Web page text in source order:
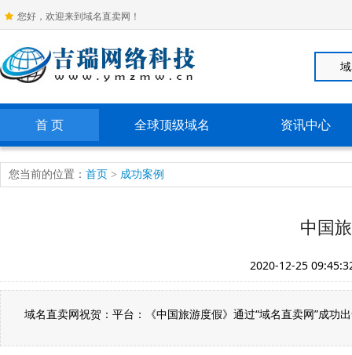
您好，欢迎来到域名直卖网！
首 页 全球顶级域名 资讯中心
您当前的位置： 首页 > 成功案例
中国
2020-12-25
域名直卖网祝贺：平台：《中国旅游度假》通过“域名直卖网”成功